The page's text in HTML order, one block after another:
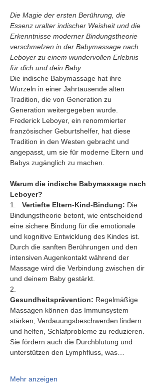
Die Magie der ersten Berührung, die
Essenz uralter indischer Weisheit und die
Erkenntnisse moderner Bindungstheorie
verschmelzen in der Babymassage nach
Leboyer zu einem wundervollen Erlebnis
für dich und dein Baby.
Die indische Babymassage hat ihre
Wurzeln in einer Jahrtausende alten
Tradition, die von Generation zu
Generation weitergegeben wurde.
Frederick Leboyer, ein renommierter
französischer Geburtshelfer, hat diese
Tradition in den Westen gebracht und
angepasst, um sie für moderne Eltern und
Babys zugänglich zu machen.
Warum die indische Babymassage nach
Leboyer?
1. Vertiefte Eltern-Kind-Bindung: Die
Bindungstheorie betont, wie entscheidend
eine sichere Bindung für die emotionale
und kognitive Entwicklung des Kindes ist.
Durch die sanften Berührungen und den
intensiven Augenkontakt während der
Massage wird die Verbindung zwischen dir
und deinem Baby gestärkt.
2.
Gesundheitsprävention: Regelmäßige
Massagen können das Immunsystem
stärken, Verdauungsbeschwerden lindern
und helfen, Schlafprobleme zu reduzieren.
Sie fördern auch die Durchblutung und
unterstützen den Lymphfluss, was…
Mehr anzeigen